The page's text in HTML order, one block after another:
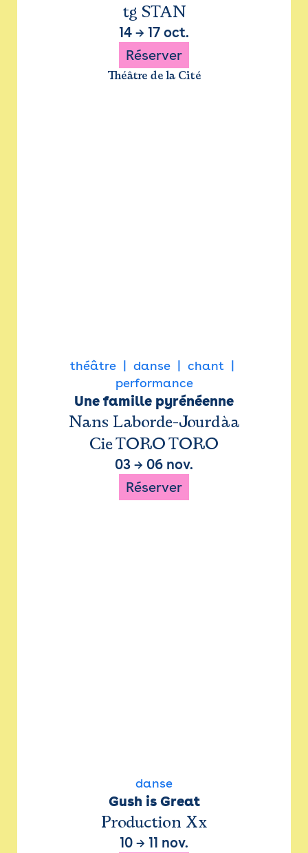
tg STAN
14 → 17 oct.
Réserver
Théâtre de la Cité
théâtre danse
chant
performance
Une famille pyrénéenne
Nans Laborde-Jourdàa
Cie TORO TORO
03 → 06 nov.
Réserver
danse
Gush is Great
Production Xx
10 → 11 nov.